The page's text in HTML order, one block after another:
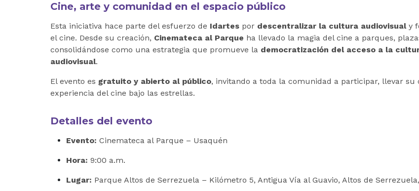
Cine, arte y comunidad en el espacio público
Esta iniciativa hace parte del esfuerzo de Idartes por descentralizar la cultura audiovisualy
el cine. Desde su creación, Cinemateca al Parque ha llevado la magia del cine a parques,
consolidándose como una estrategia que promueve la democratización del acceso a la
audiovisual.
El evento es gratuito y abierto al público, invitando a toda la comunidad a participar, llevar
experiencia del cine bajo las estrellas.
Detalles del evento
Evento: Cinemateca al Parque – Usaquén
Hora: 9:00 a.m.
Lugar: Parque Altos de Serrezuela – Kilómetro 5, Antigua Vía al Guavio, Altos de